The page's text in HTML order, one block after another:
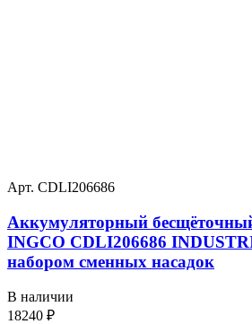
Арт. CDLI206686
Аккумуляторный
INGCO CDLI206686
набором сменных насадок
В наличии
18240 ₽